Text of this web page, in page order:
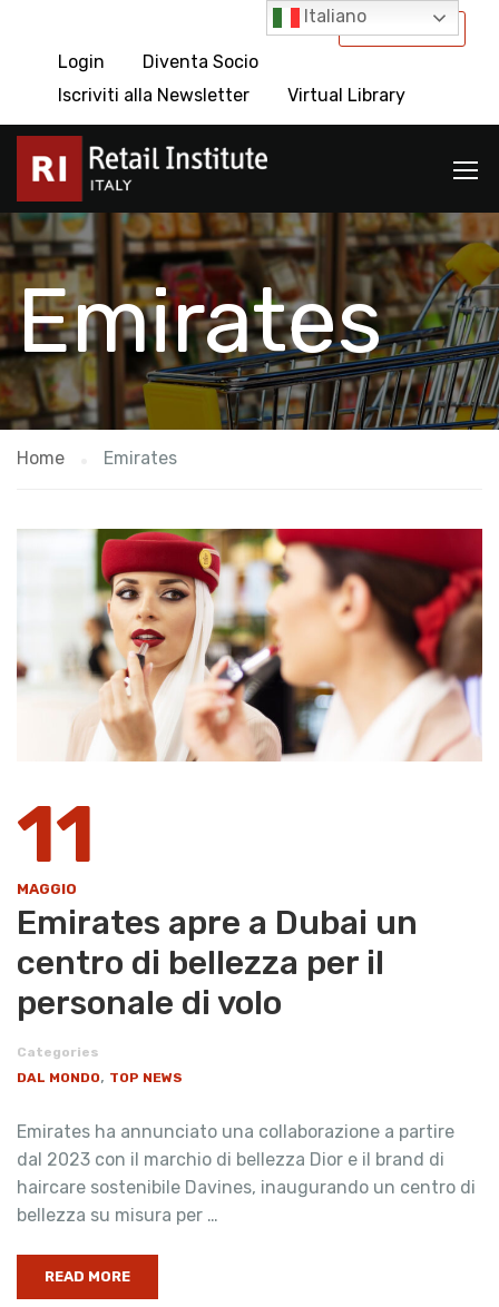
International
Login
Diventa Socio
Iscriviti alla Newsletter
Virtual Library
Emirates
Home Emirates
11
MAGGIO
Emirates apre a Dubai un
centro di bellezza per il
personale di volo
Categories
DAL MONDO, TOP NEWS
Emirates ha annunciato una collaborazione a partire
dal 2023 con il marchio di bellezza Dior e il brand di
haircare sostenibile Davines, inaugurando un centro di
bellezza su misura per …
READ MORE
Italiano